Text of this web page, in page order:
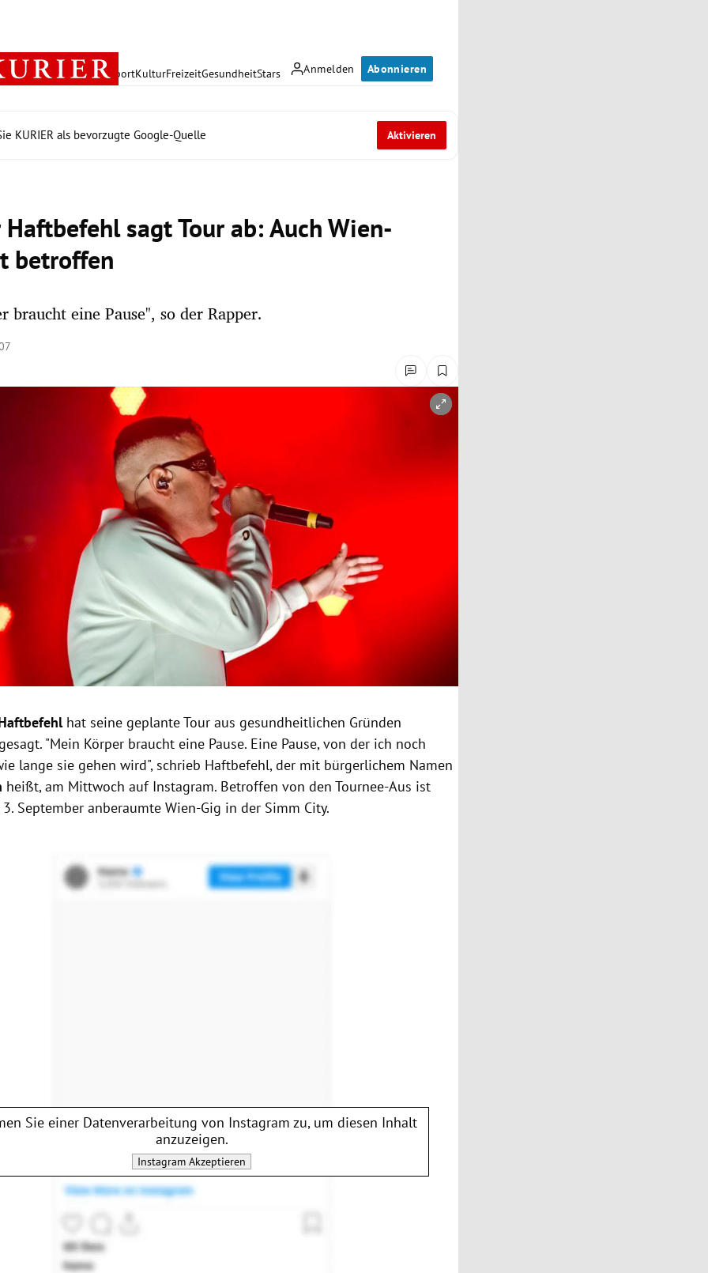
Anmelden Abonnieren
PolitikWirtschaft SportKulturFreizeitGesundheitStars
KURIER als bevorzugte Google-Quelle Aktivieren
Haftbefehl sagt Tour ab: Auch Wien-
betroffen
braucht eine Pause", so der Rapper.
öffnen/schließen
hat seine geplante Tour aus gesundheitlichen Gründen
"Mein Körper braucht eine Pause. Eine Pause, von der ich noch
lange sie gehen wird", schrieb Haftbefehl, der mit bürgerlichem Namen
heißt, am Mittwoch auf Instagram. Betroffen von den Tournee-Aus ist
September anberaumte Wien-Gig in der Simm City.
Sie einer Datenverarbeitung von Instagram zu, um diesen Inhalt
anzuzeigen.
Instagram Akzeptieren